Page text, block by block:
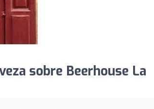
sobre Beerhouse La